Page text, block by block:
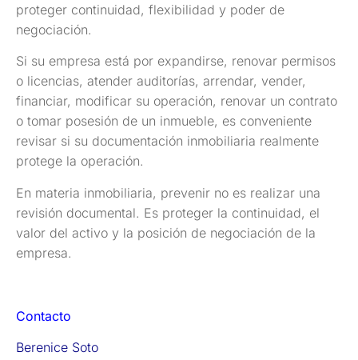
proteger continuidad, flexibilidad y poder de
negociación.
Si su empresa está por expandirse, renovar permisos
o licencias, atender auditorías, arrendar, vender,
financiar, modificar su operación, renovar un contrato
o tomar posesión de un inmueble, es conveniente
revisar si su documentación inmobiliaria realmente
protege la operación.
En materia inmobiliaria, prevenir no es realizar una
revisión documental. Es proteger la continuidad, el
valor del activo y la posición de negociación de la
empresa.
Contacto
Berenice Soto